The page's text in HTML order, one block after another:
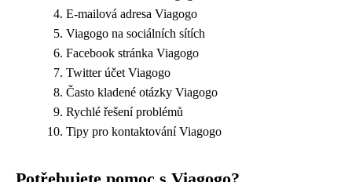
E-mailová adresa Viagogo
Viagogo na sociálních sítích
Facebook stránka Viagogo
Twitter účet Viagogo
Často kladené otázky Viagogo
Rychlé řešení problémů
Tipy pro kontaktování Viagogo